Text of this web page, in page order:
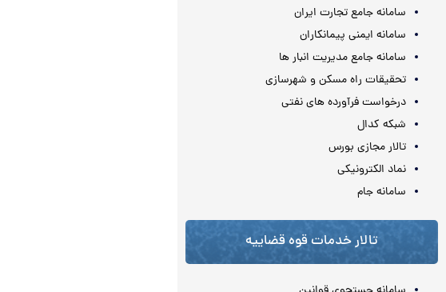
سامانه جامع تجارت ایران
سامانه ایمنی پیمانکاران
سامانه جامع مدیریت انبار ها
تحقیقات راه مسکن و شهرسازی
درخواست فرآورده های نفتی
شبکه کدال
تالار مجازی بورس
نماد الکترونیکی
سامانه جام
تالار خدمات قوه قضاییه